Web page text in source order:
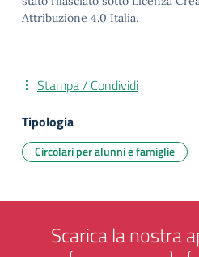
Attribuzione 4.0 Italia.
Stampa / Condividi
Tipologia
Circolari per alunni e famiglie
Scarica la nostra